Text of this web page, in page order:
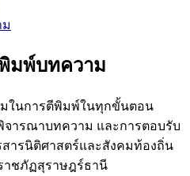
มพ์บทความ
มในการตีพิมพ์ในทุกขั้นตอน
จารณาบทความ และการตอบรับ
ารนิติศาสตร์และสังคมท้องถิ่น
าชภัฏสุราษฎร์ธานี